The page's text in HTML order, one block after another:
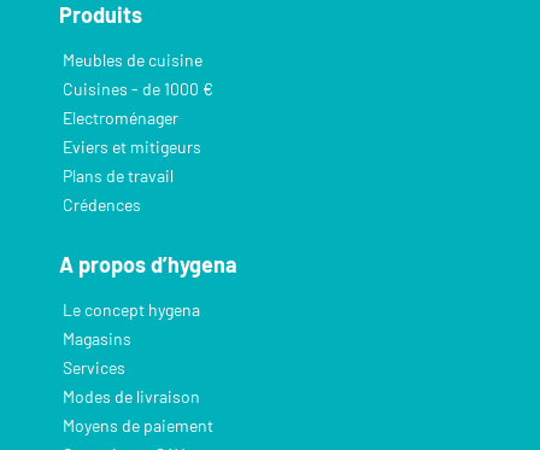
Produits
Meubles de cuisine
Cuisines - de 1000 €
Electroménager
Eviers et mitigeurs
Plans de travail
Crédences
A propos d’hygena
Le concept hygena
Magasins
Services
Modes de livraison
Moyens de paiement